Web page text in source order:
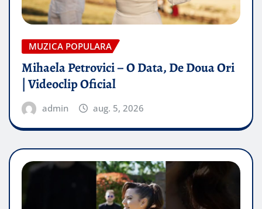
MUZICA POPULARA
Mihaela Petrovici – O Data, De Doua Ori
| Videoclip Oficial
admin aug. 5, 2026